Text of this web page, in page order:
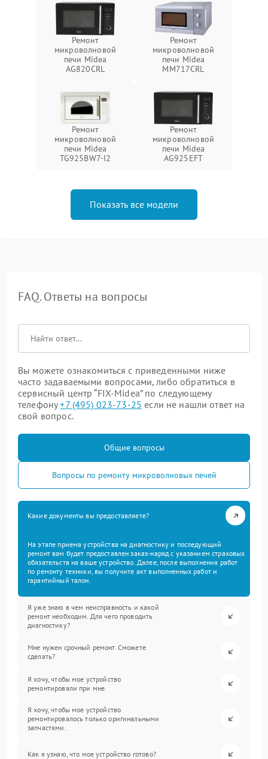
Ремонт
микроволновой
печи Midea
AG820CRL
Ремонт
микроволновой
печи Midea
MM717CRL
Ремонт
микроволновой
печи Midea
TG925BW7-I2
Ремонт
микроволновой
печи Midea
AG925EFT
Показать все модели
FAQ. Ответы на вопросы
Вы можете ознакомиться с приведенными ниже
часто задаваемыми вопросами, либо обратиться в
сервисный центр “FIX-Midea” по следующему
телефону+7 (495) 023-73-25 если не нашли ответ на
свой вопрос.
Общие вопросы
Вопросы по ремонту микроволновых печей
Какие документы вы предоставляете?
На этапе приема устройства на диагностику и последующий
ремонт вам будет предоставлен заказ-наряд с указанием страховых
обязательств на ваше устройство. Далее, после выполнения работ
по ремонту техники, вы получите акт выполненных работ и
гарантийный талон.
Я уже знаю в чем неисправность и какой
ремонт необходим. Для чего проводить
диагностику?
Мне нужен срочный ремонт. Сможете
сделать?
Я хочу, чтобы мое устройство
ремонтировали при мне.
Я хочу, чтобы мое устройство
ремонтировалось только оригинальными
запчастями.
Как я узнаю, что мое устройство готово?